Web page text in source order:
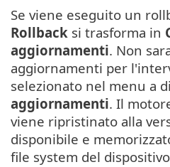
Se viene eseguito un
Rollback si trasforma in
aggiornamenti. Non
aggiornamenti per
selezionato nel menu a
aggiornamenti. Il
viene ripristinato alla
disponibile e
file system del